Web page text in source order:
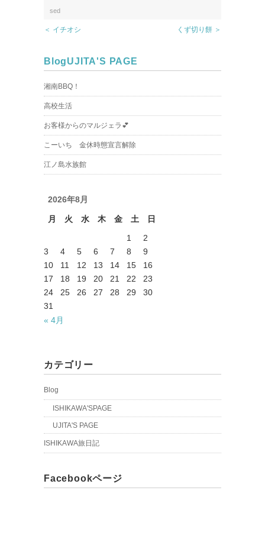
sed
＜ イチオシ くず切り餅 ＞
BlogUJITA'S PAGE
湘南BBQ！
高校生活
お客様からのマルジェラ💕
こーいち 金休時態宣言解除
江ノ島水族館
2026年8月
月 火 水 木 金 土
日
1
2
3
4 5 6 7 8
9
10
11 12 13 14 15
16
17
18 19 20 21 22
23
24
25 26 27 28 29
30
31
« 4月
カテゴリー
Blog
ISHIKAWA'SPAGE
UJITA'S PAGE
ISHIKAWA旅日記
Facebookページ